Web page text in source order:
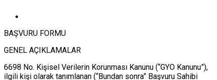
BAŞVURU FORMU
GENEL AÇIKLAMALAR
6698 No. Kişisel Verilerin Korunması Kanunu (“GYO Kanunu”),
ilgili kişi olarak tanımlanan (“Bundan sonra” Başvuru Sahibi